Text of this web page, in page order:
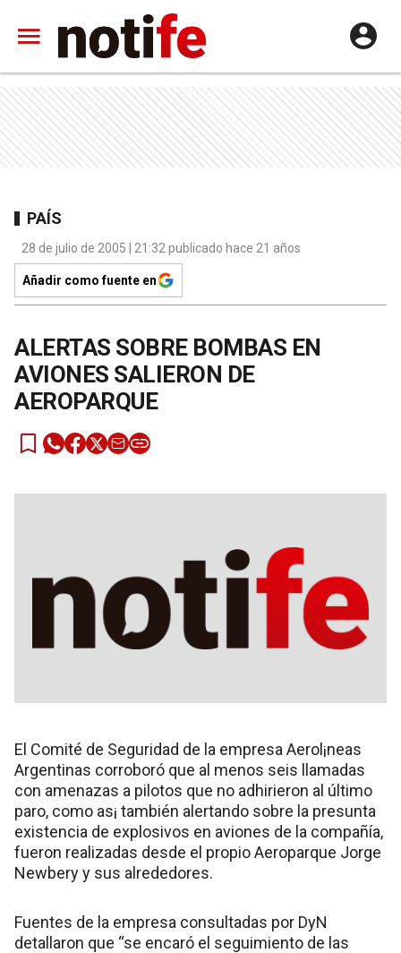
PAÍS
28 de julio de 2005 | 21:32 publicado hace 21 años
Añadir como fuente en
ALERTAS SOBRE BOMBAS EN
AVIONES SALIERON DE
AEROPARQUE
El Comité de Seguridad de la empresa Aerol¡neas
Argentinas corroboró que al menos seis llamadas
con amenazas a pilotos que no adhirieron al último
paro, como as¡ también alertando sobre la presunta
existencia de explosivos en aviones de la compañía,
fueron realizadas desde el propio Aeroparque Jorge
Newbery y sus alrededores.
Fuentes de la empresa consultadas por DyN
detallaron que “se encaró el seguimiento de las